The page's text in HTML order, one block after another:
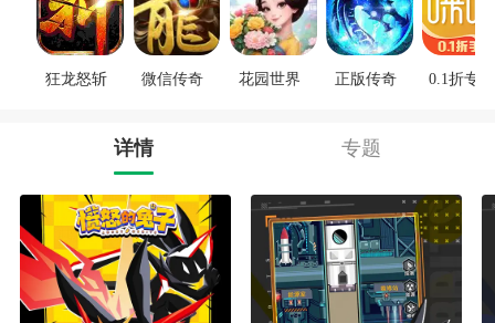
狂龙怒斩 微信传奇 花园世界 正版传奇 0.1折专区
详情 专题